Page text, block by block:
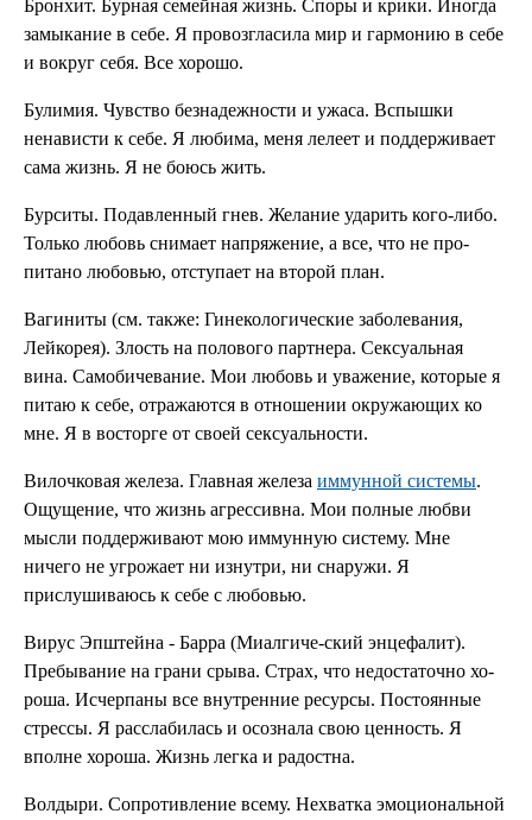
Бронхит. Бурная семейная жизнь. Спо­ры и крики. Иногда
замыкание в себе. Я провозгласила мир и гар­монию в себе
и вокруг себя. Все хорошо.
Булимия. Чувство безнадежности и ужаса. Вспышки
ненависти к себе. Я любима, меня лелеет и под­держивает
сама жизнь. Я не боюсь жить.
Бурситы. Подавленный гнев. Желание ударить кого-либо.
Только любовь снимает нап­ряжение, а все, что не про­
питано любовью, отступает на второй план.
Вагиниты (см. так­же: Гинекологичес­кие заболевания,
Лейкорея). Злость на полового партне­ра. Сексуальная
вина. Само­бичевание. Мои любовь и уважение, ко­торые я
питаю к себе, от­ражаются в отношении окру­жающих ко
мне. Я в восторге от своей сексуальности.
Вилочковая железа. Главная железа иммунной системы.
Ощущение, что жизнь агрессивна. Мои полные любви
мысли поддерживают мою иммун­ную систему. Мне
ничего не угрожает ни изнутри, ни сна­ружи. Я
прислушиваюсь к се­бе с любовью.
Вирус Эпштейна - Барра (Миалгиче-ский энцефалит).
Пребывание на грани срыва. Страх, что недостаточно хо­
роша. Исчерпаны все внутрен­ние ресурсы. Постоянные
стрессы. Я расслабилась и осознала свою ценность. Я
вполне хо­роша. Жизнь легка и радостна.
Волдыри. Сопротивление всему. Не­хватка эмоциональной